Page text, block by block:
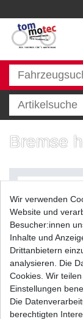
Bremse
Filter
Wir verwenden
Website und
Besucher:innen
Inhalte und
Drittanbietern
analysieren. Die
Cookies. Wir
Einstellungen
Die
berechtigten